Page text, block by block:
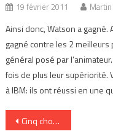
19 février 2011 Martin
Ainsi donc, Watson a gagné.
gagné contre les 2
général posé par
fois de plus leur supériorité.
à IBM: ils ont réussi en une
Navigation
Cinq choses que vous ne savez pas sur moi…